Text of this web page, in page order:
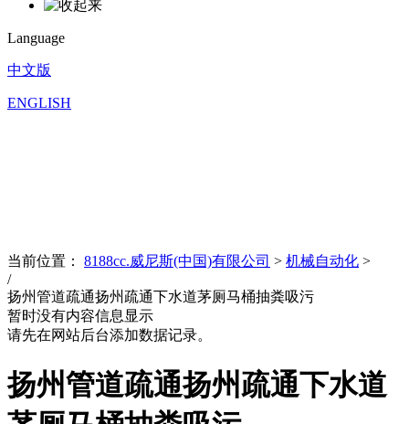
Language
中文版
ENGLISH
当前位置： 8188cc.威尼斯(中国)有限公司 > 机械自动化 >
/
扬州管道疏通扬州疏通下水道茅厕马桶抽粪吸污
暂时没有内容信息显示
请先在网站后台添加数据记录。
扬州管道疏通扬州疏通下水道